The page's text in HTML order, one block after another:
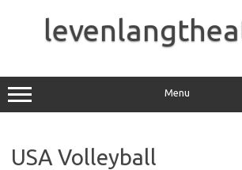
Menu
USA Volleyball